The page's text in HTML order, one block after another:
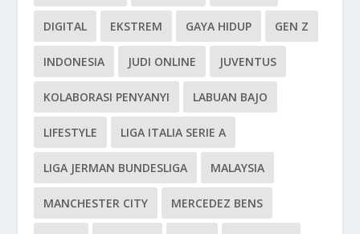
DIGITAL EKSTREM GAYA HIDUP GEN Z
INDONESIA JUDI ONLINE JUVENTUS
KOLABORASI PENYANYI LABUAN BAJO
LIFESTYLE LIGA ITALIA SERIE A
LIGA JERMAN BUNDESLIGA MALAYSIA
MANCHESTER CITY MERCEDEZ BENS